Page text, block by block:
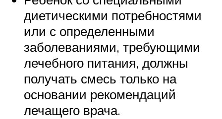
диетическими потребностями
или с определенными
заболеваниями, требующими
лечебного питания, должны
получать смесь только на
основании рекомендаций
лечащего врача.